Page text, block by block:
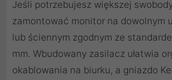
Jeśli potrzebujesz większej
zamontować monitor na dowolnym
lub ściennym zgodnym ze
mm. Wbudowany zasilacz ułatwia
okablowania na biurku, a gniazdo